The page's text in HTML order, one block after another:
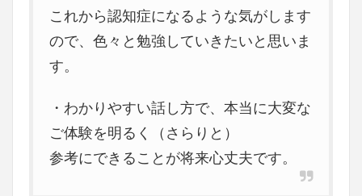
これから認知症になるような気がします
ので、色々と勉強していきたいと思いま
す。
・わかりやすい話し方で、本当に大変な
ご体験を明るく（さらりと）
参考にできることが将来心丈夫です。